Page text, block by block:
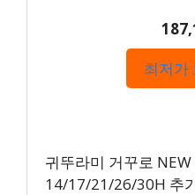
최저가
귀뚜라미 거꾸로
14/17/21/26/30H 추